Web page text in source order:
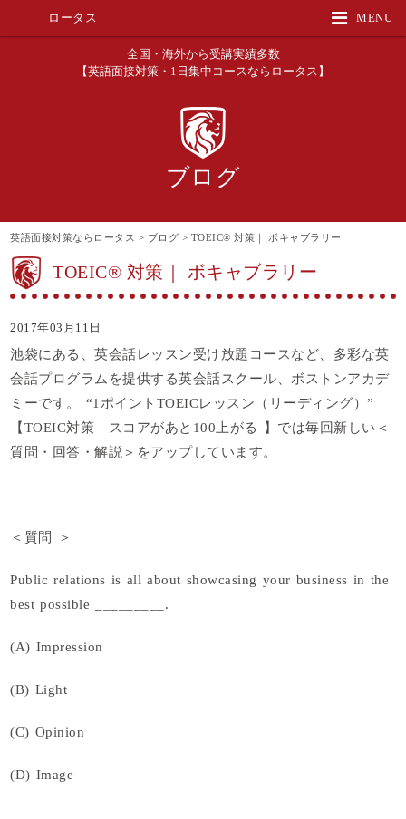
MENU
ロータス
全国・海外から受講実績多数
【英語面接対策・1日集中コースならロータス】
ブログ
英語面接対策ならロータス > ブログ > TOEIC® 対策｜ ボキャブラリー
TOEIC® 対策｜ ボキャブラリー
2017年03月11日
池袋にある、英会話レッスン受け放題コースなど、多彩な英
会話プログラムを提供する英会話スクール、ボストンアカデ
ミーです。 “1ポイントTOEICレッスン（リーディング）”
【TOEIC対策｜スコアがあと100上がる 】では毎回新しい＜
質問・回答・解説＞をアップしています。
＜質問 ＞
Public relations is all about showcasing your business in the
best possible _________.
(A) Impression
(B) Light
(C) Opinion
(D) Image